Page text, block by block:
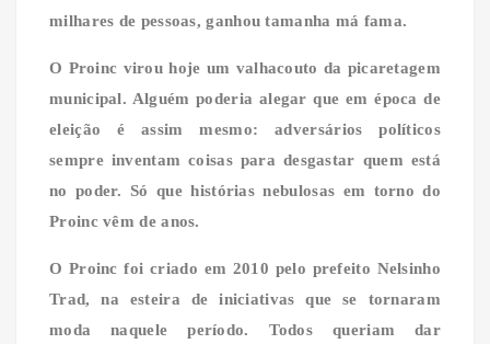
milhares de pessoas, ganhou tamanha má fama.
O Proinc virou hoje um valhacouto da picaretagem
municipal. Alguém poderia alegar que em época de
eleição é assim mesmo: adversários políticos
sempre inventam coisas para desgastar quem está
no poder. Só que histórias nebulosas em torno do
Proinc vêm de anos.
O Proinc foi criado em 2010 pelo prefeito Nelsinho
Trad, na esteira de iniciativas que se tornaram
moda naquele período. Todos queriam dar